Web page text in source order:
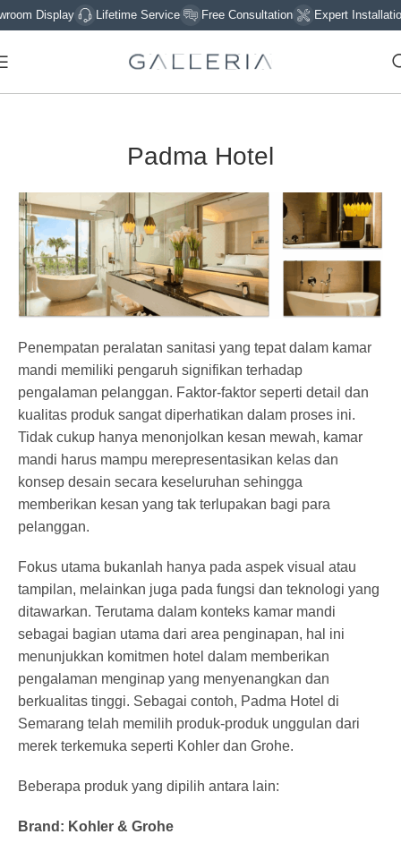
Display Lifetime Service Free Consultation Expert Installation
Padma Hotel
Penempatan peralatan sanitasi yang tepat dalam kamar
mandi memiliki pengaruh signifikan terhadap
pengalaman pelanggan. Faktor-faktor seperti detail dan
kualitas produk sangat diperhatikan dalam proses ini.
Tidak cukup hanya menonjolkan kesan mewah, kamar
mandi harus mampu merepresentasikan kelas dan
konsep desain secara keseluruhan sehingga
memberikan kesan yang tak terlupakan bagi para
pelanggan.
Fokus utama bukanlah hanya pada aspek visual atau
tampilan, melainkan juga pada fungsi dan teknologi yang
ditawarkan. Terutama dalam konteks kamar mandi
sebagai bagian utama dari area penginapan, hal ini
menunjukkan komitmen hotel dalam memberikan
pengalaman menginap yang menyenangkan dan
berkualitas tinggi. Sebagai contoh, Padma Hotel di
Semarang telah memilih produk-produk unggulan dari
merek terkemuka seperti Kohler dan Grohe.
Beberapa produk yang dipilih antara lain:
Brand: Kohler & Grohe